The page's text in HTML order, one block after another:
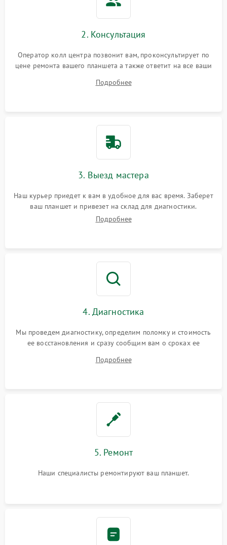
2. Консультация
Оператор колл центра позвонит вам, проконсультирует по
цене ремонта вашего планшета а также ответит на все ваши
Подробнее
3. Выезд мастера
Наш курьер приедет к вам в удобное для вас время. Заберет
ваш планшет и привезет на склад для диагностики.
Подробнее
4. Диагностика
Мы проведем диагностику, определим поломку и стоимость
ее восстановления и сразу сообщим вам о сроках ее
Подробнее
5. Ремонт
Наши специалисты ремонтируют ваш планшет.